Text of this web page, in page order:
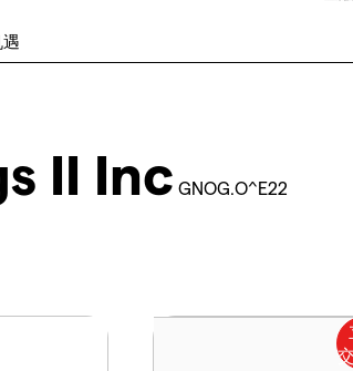
II Inc GNOG.O^E22